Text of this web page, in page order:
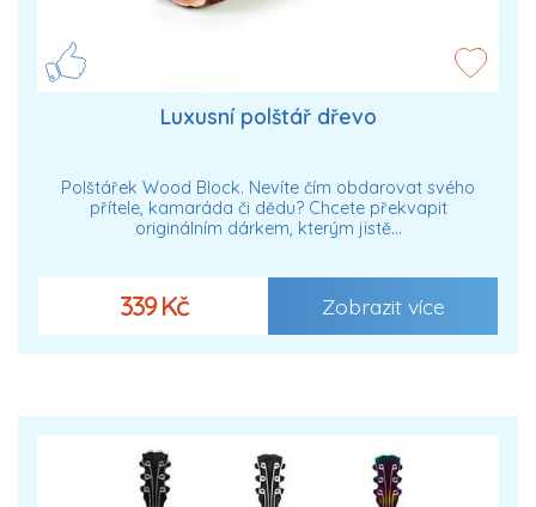
Luxusní polštář dřevo
Polštářek Wood Block. Nevíte čím obdarovat svého
přítele, kamaráda či dědu? Chcete překvapit
originálním dárkem, kterým jistě…
339 Kč Zobrazit více